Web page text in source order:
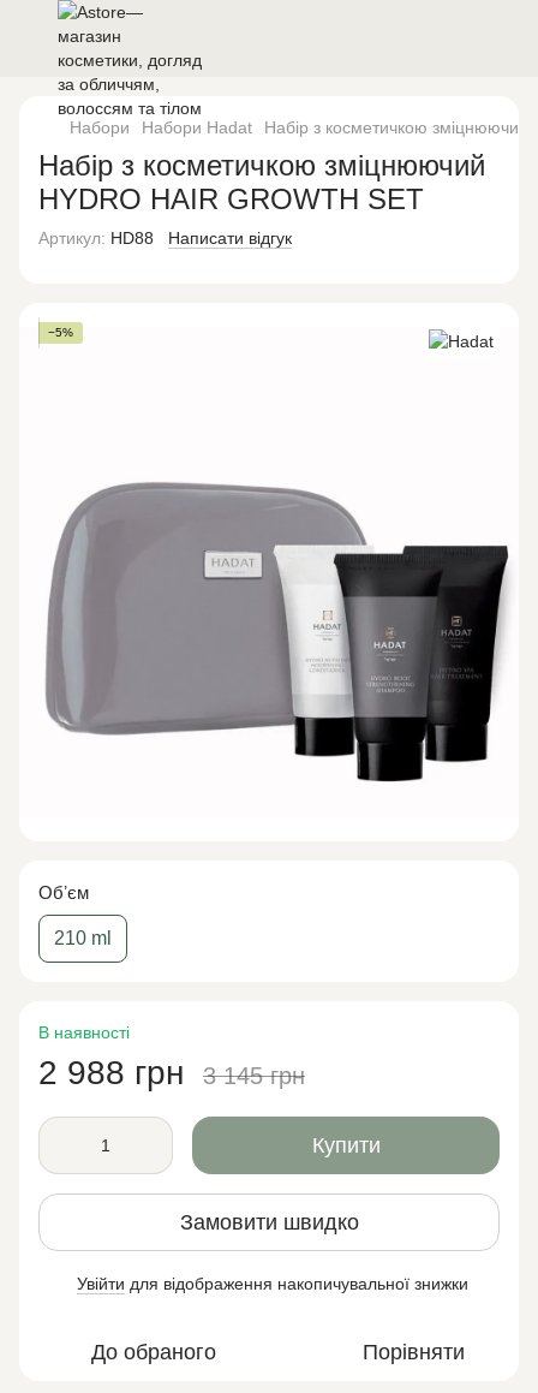
Набори Набори Hadat Набір з косметичкою зміцнюючий
Набір з косметичкою зміцнюючий
HYDRO HAIR GROWTH SET
Артикул: HD88 Написати відгук
−5%
Обʼєм
210 ml
В наявності
2 988 грн 3 145 грн
Купити
Замовити швидко
Увійти для відображення накопичувальної знижки
До обраного Порівняти